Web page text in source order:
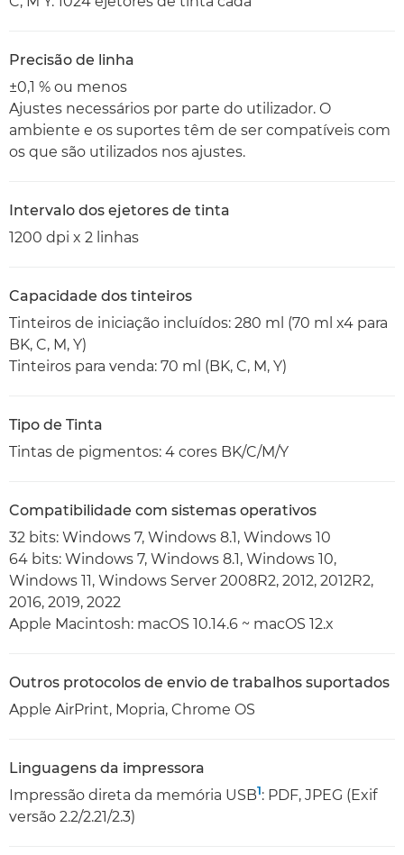
Precisão de linha
±0,1 % ou menos
Ajustes necessários por parte do utilizador. O
ambiente e os suportes têm de ser compatíveis com
os que são utilizados nos ajustes.
Intervalo dos ejetores de tinta
1200 dpi x 2 linhas
Capacidade dos tinteiros
Tinteiros de iniciação incluídos: 280 ml (70 ml x4 para
BK, C, M, Y)
Tinteiros para venda: 70 ml (BK, C, M, Y)
Tipo de Tinta
Tintas de pigmentos: 4 cores BK/C/M/Y
Compatibilidade com sistemas operativos
32 bits: Windows 7, Windows 8.1, Windows 10
64 bits: Windows 7, Windows 8.1, Windows 10,
Windows 11, Windows Server 2008R2, 2012, 2012R2,
2016, 2019, 2022
Apple Macintosh: macOS 10.14.6 ~ macOS 12.x
Outros protocolos de envio de trabalhos suportados
Apple AirPrint, Mopria, Chrome OS
Linguagens da impressora
Impressão direta da memória USB1: PDF, JPEG (Exif
versão 2.2/2.21/2.3)